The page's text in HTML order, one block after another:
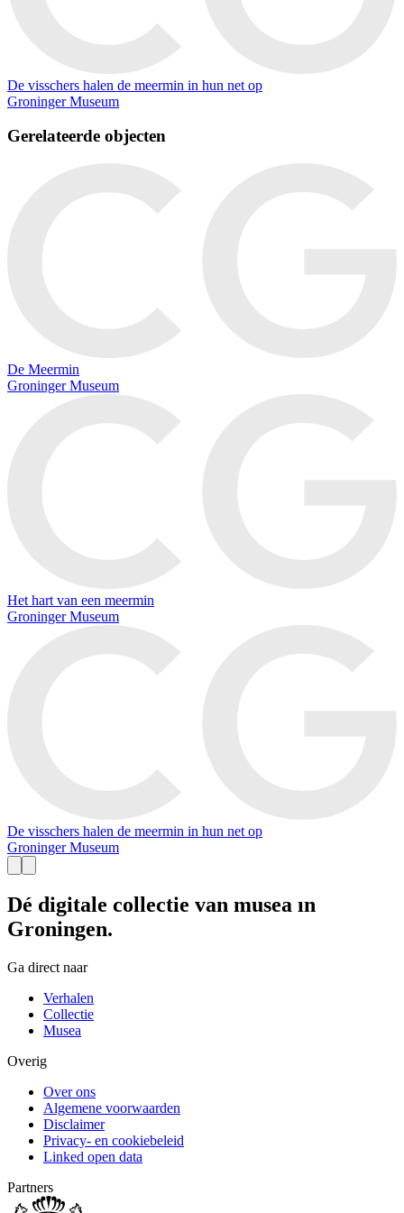
De visschers halen de meermin in hun net op
Groninger Museum
Gerelateerde objecten
De Meermin
Groninger Museum
Het hart van een meermin
Groninger Museum
De visschers halen de meermin in hun net op
Groninger Museum
Dé digitale collectie van musea in
Groningen.
Ga direct naar
Verhalen
Collectie
Musea
Overig
Over ons
Algemene voorwaarden
Disclaimer
Privacy- en cookiebeleid
Linked open data
Partners